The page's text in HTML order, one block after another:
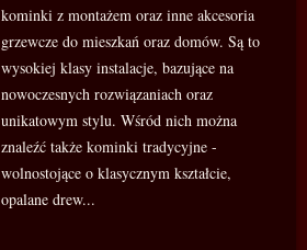
kominki z montażem oraz inne akcesoria
grzewcze do mieszkań oraz domów. Są to
wysokiej klasy instalacje, bazujące na
nowoczesnych rozwiązaniach oraz
unikatowym stylu. Wśród nich można
znaleźć także kominki tradycyjne -
wolnostojące o klasycznym kształcie,
opalane drew...